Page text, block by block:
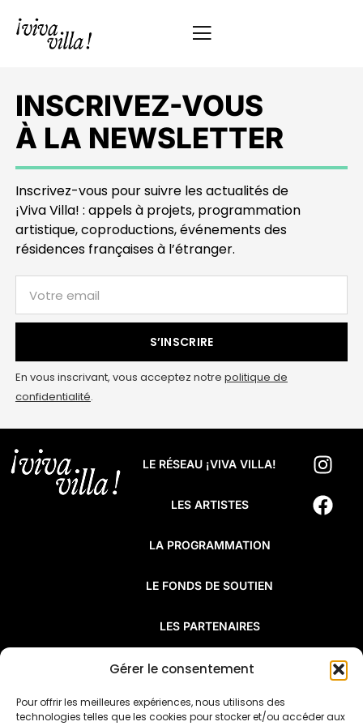
Gérer le consentement
Pour offrir les meilleures expériences, nous utilisons des
technologies telles que les cookies pour stocker et/ou accéder aux
INSCRIVEZ-VOUS
À LA NEWSLETTER
Inscrivez-vous pour suivre les actualités de
¡Viva Villa! : appels à projets, programmation
artistique, coproductions, événements des
résidences françaises à l’étranger.
S’INSCRIRE
En vous inscrivant, vous acceptez notre politique de
confidentialité.
LE RÉSEAU ¡VIVA VILLA!
LES ARTISTES
LA PROGRAMMATION
LE FONDS DE SOUTIEN
LES PARTENAIRES
FAQ
¡Viva Villa! est un réseau de résidences